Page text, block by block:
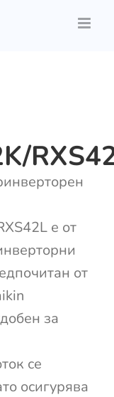
е от
от
за
се
осигурява